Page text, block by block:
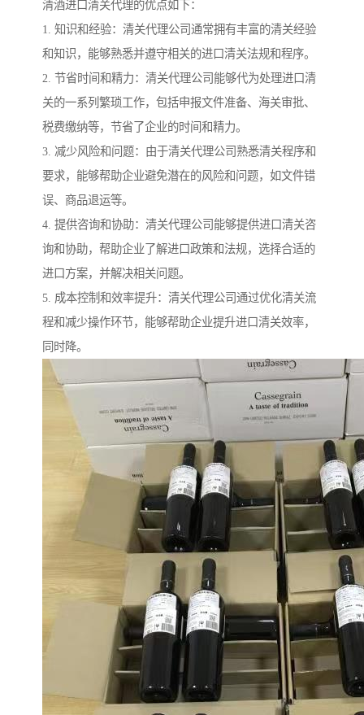
清酒进口清关代理的优点如下：
1. 知识和经验：清关代理公司通常拥有丰富的清关经验
和知识，能够熟悉并遵守相关的进口清关法规和程序。
2. 节省时间和精力：清关代理公司能够代为处理进口清
关的一系列繁琐工作，包括申报文件准备、海关审批、
税费缴纳等，节省了企业的时间和精力。
3. 减少风险和问题：由于清关代理公司熟悉清关程序和
要求，能够帮助企业避免潜在的风险和问题，如文件错
误、商品退运等。
4. 提供咨询和协助：清关代理公司能够提供进口清关咨
询和协助，帮助企业了解进口政策和法规，选择合适的
进口方案，并解决相关问题。
5. 成本控制和效率提升：清关代理公司通过优化清关流
程和减少操作环节，能够帮助企业提升进口清关效率，
同时降。